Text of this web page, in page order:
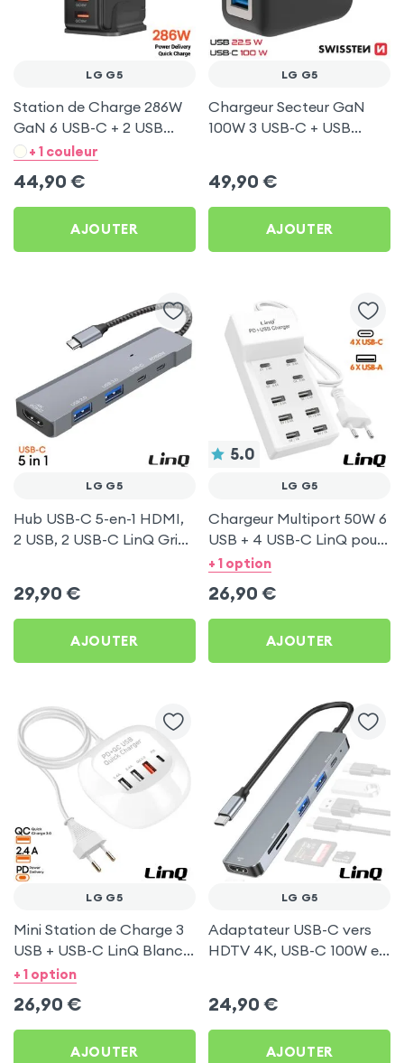
LG G5
Station de Charge 286W
GaN 6 USB-C + 2 USB
Noir pour LG G5
+ 1 couleur
44,90 €
AJOUTER
LG G5
Chargeur Secteur GaN
100W 3 USB-C + USB
49,90 €
AJOUTER
LG G5
Hub USB-C 5-en-1 HDMI,
2 USB, 2 USB-C LinQ Gris
29,90 €
AJOUTER
5.0
LG G5
Chargeur Multiport 50W 6
USB + 4 USB-C LinQ pour
LG G5
+ 1 option
26,90 €
AJOUTER
LG G5
Mini Station de Charge 3
USB + USB-C LinQ Blanc
pour LG G5
+ 1 option
26,90 €
AJOUTER
LG G5
Adaptateur USB-C vers
HDTV 4K, USB-C 100W et
24,90 €
AJOUTER